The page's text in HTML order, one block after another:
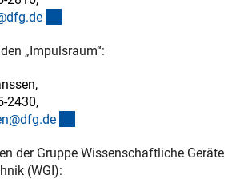
e
„Impulsraum“:
2430,
e
der Gruppe Wissenschaftliche Geräte
(WGI):